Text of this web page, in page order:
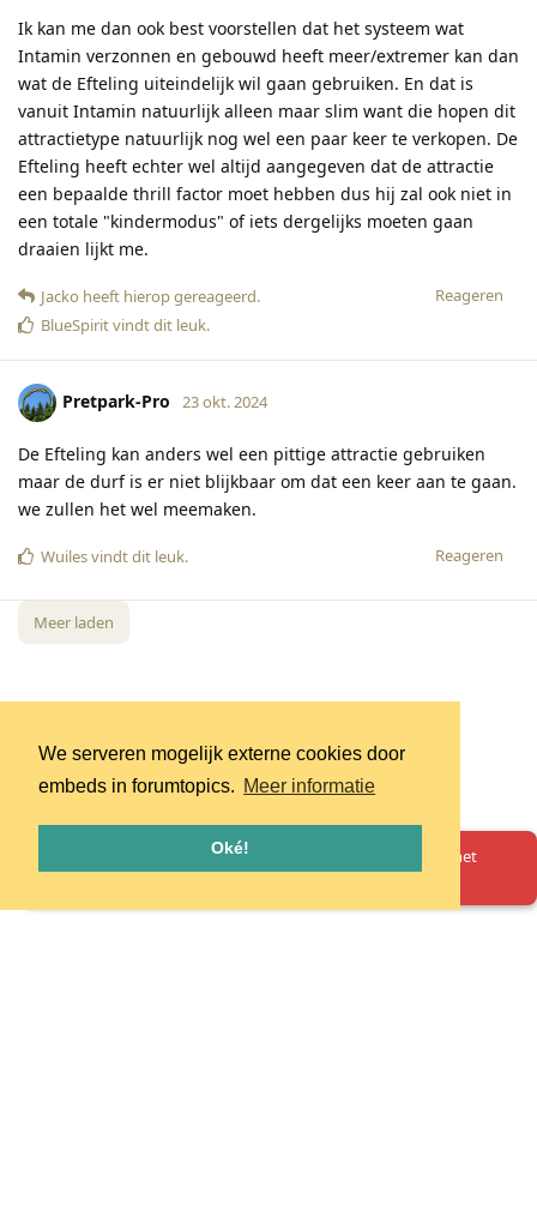
We serveren mogelijk externe cookies door
embeds in forumtopics. Meer informatie
Oké!
Ik kan me dan ook best voorstellen dat het systeem wat
Intamin verzonnen en gebouwd heeft meer/extremer kan dan
wat de Efteling uiteindelijk wil gaan gebruiken. En dat is
vanuit Intamin natuurlijk alleen maar slim want die hopen dit
attractietype natuurlijk nog wel een paar keer te verkopen. De
Efteling heeft echter wel altijd aangegeven dat de attractie
een bepaalde thrill factor moet hebben dus hij zal ook niet in
een totale "kindermodus" of iets dergelijks moeten gaan
draaien lijkt me.
Reageren
Jacko heeft hierop gereageerd.
BlueSpiritvindt dit leuk.
Pretpark-Pro 23 okt. 2024
De Efteling kan anders wel een pittige attractie gebruiken
maar de durf is er niet blijkbaar om dat een keer aan te gaan.
we zullen het wel meemaken.
Reageren
Wuilesvindt dit leuk.
Meer laden
Oeps! Er is iets misgegaan. Herlaad de pagina en probeer het
opnieuw.